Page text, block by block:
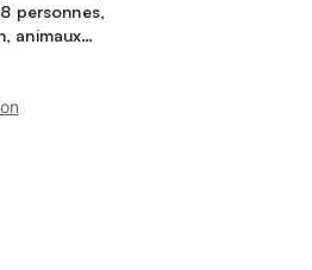
personnes,
animaux